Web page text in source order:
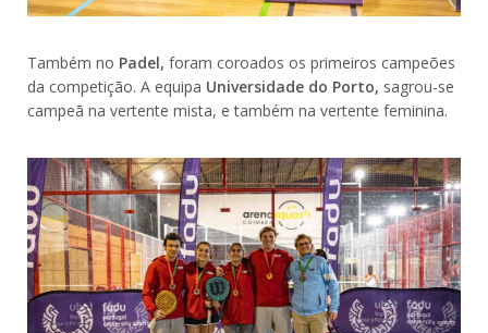
Também no Padel, foram coroados os primeiros campeões
da competição. A equipa Universidade do Porto, sagrou-se
campeã na vertente mista, e também na vertente feminina.